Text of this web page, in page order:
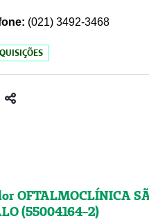
(021) 3492-3468
OFTALMOCLÍNICA
(55004164-2)